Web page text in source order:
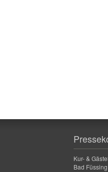
Kur- &
Bad Füssing